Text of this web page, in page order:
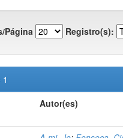
Página Registro(s):
Autor(es)